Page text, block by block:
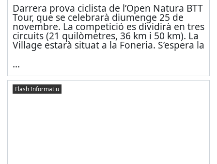
Darrera prova ciclista de l’Open Natura BTT
Tour, que se celebrarà diumenge 25 de
novembre. La competició es dividirà en tres
circuits (21 quilòmetres, 36 km i 50 km). La
Village estarà situat a la Foneria. S’espera la
...
Flash Informatiu